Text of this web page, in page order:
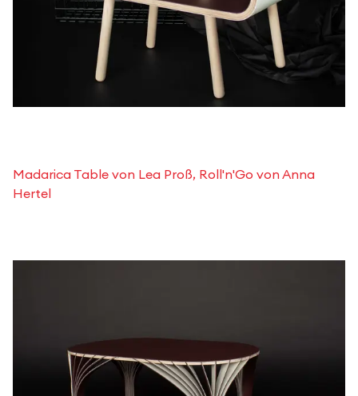
Madarica Table von Lea Proß, Roll'n'Go von Anna
Hertel